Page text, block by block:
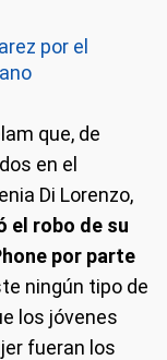
por el
que, de
en el
Di Lorenzo,
el robo de su
por parte
ningún tipo de
los jóvenes
fueran los